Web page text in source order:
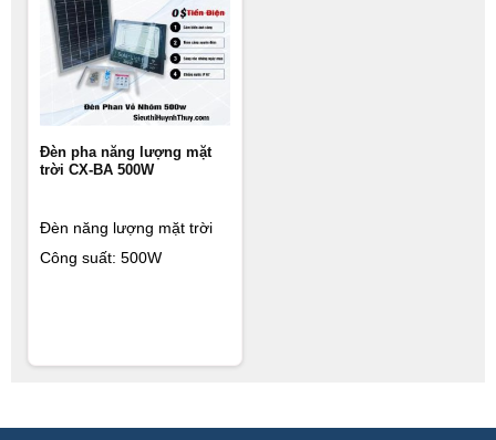
Đèn pha năng lượng mặt
trời CX-BA 500W
Đèn năng lượng mặt trời
Công suất: 500W